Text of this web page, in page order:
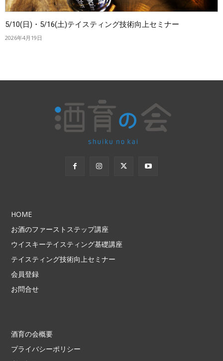
5/10(日)・5/16(土)テイスティング技術向上セミナー
2026年4月19日
HOME
お酒のファーストステップ講座
ウイスキーテイスティング基礎講座
テイスティング技術向上セミナー
会員登録
お問合せ
酒育の会概要
プライバシーポリシー